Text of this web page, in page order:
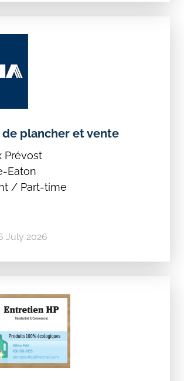
plancher et vente
Prévost
Eaton
/ Part-time
July 2026